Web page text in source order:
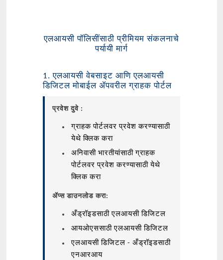
एलआयसी पॉलिसींसाठी प्रीमियम संकलनाचे
पर्यायी मार्ग
1. एलआयसी वेबसाइट आणि एलआयसी
डिजिटल मोबाईल ॲपवरील ग्राहक पोर्टल
प्रवेश दुवे :
ग्राहक पोर्टलवर प्रवेश करण्यासाठी
येथे क्लिक करा
अनिवासी भारतीयांसाठी ग्राहक
पोर्टलवर प्रवेश करण्यासाठी येथे
क्लिक करा
ॲप्स डाउनलोड करा:
अँड्रॉइडसाठी एलआयसी डिजिटल
आयओएससाठी एलआयसी डिजिटल
एलआयसी डिजिटल - अँड्रॉइडसाठी
एनआरआय